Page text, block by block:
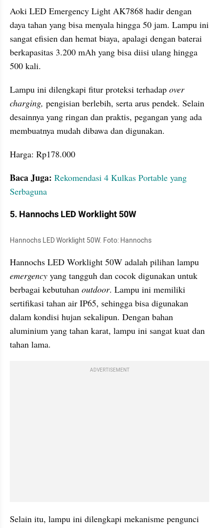
Aoki LED Emergency Light AK7868 hadir dengan
daya tahan yang bisa menyala hingga 50 jam. Lampu ini
sangat efisien dan hemat biaya, apalagi dengan baterai
berkapasitas 3.200 mAh yang bisa diisi ulang hingga
500 kali.
Lampu ini dilengkapi fitur proteksi terhadap over
charging, pengisian berlebih, serta arus pendek. Selain
desainnya yang ringan dan praktis, pegangan yang ada
membuatnya mudah dibawa dan digunakan.
Harga: Rp178.000
Baca Juga: Rekomendasi 4 Kulkas Portable yang
Serbaguna
5. Hannochs LED Worklight 50W
Hannochs LED Worklight 50W. Foto: Hannochs
emergency yang tangguh dan cocok digunakan untuk
berbagai kebutuhan outdoor. Lampu ini memiliki
sertifikasi tahan air IP65, sehingga bisa digunakan
dalam kondisi hujan sekalipun. Dengan bahan
aluminium yang tahan karat, lampu ini sangat kuat dan
tahan lama.
ADVERTISEMENT